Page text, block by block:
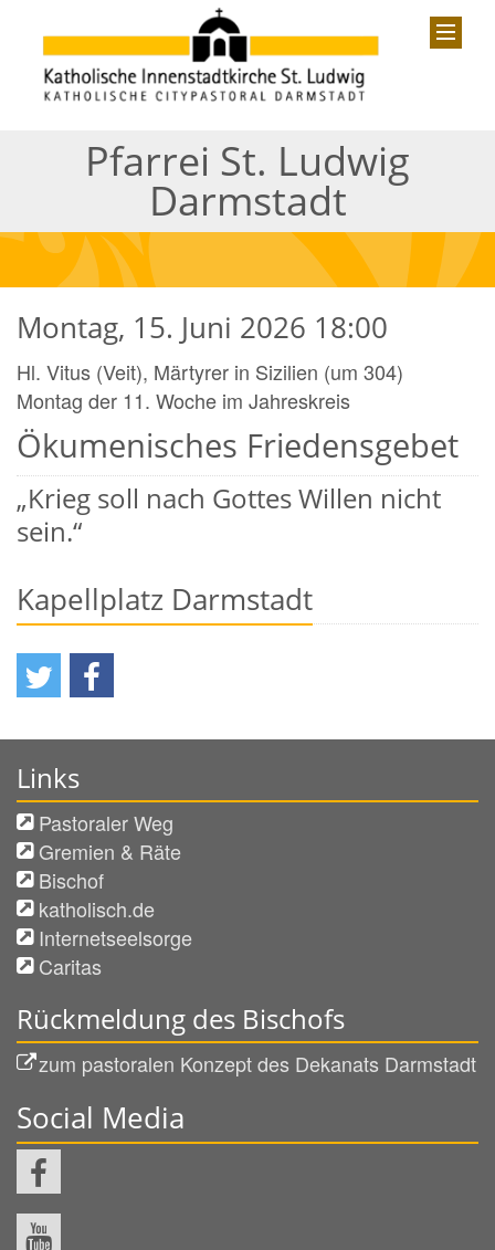
Pfarrei St. Ludwig
Darmstadt
Ökumenisches Friedensgebet
Montag, 15. Juni 2026 18:00
Hl. Vitus (Veit), Märtyrer in Sizilien (um 304)
Montag der 11. Woche im Jahreskreis
„Krieg soll nach Gottes Willen nicht
sein.“
Kapellplatz Darmstadt
Links
Pastoraler Weg
Gremien & Räte
Bischof
katholisch.de
Internetseelsorge
Caritas
Rückmeldung des Bischofs
zum pastoralen Konzept des Dekanats Darmstadt
Social Media